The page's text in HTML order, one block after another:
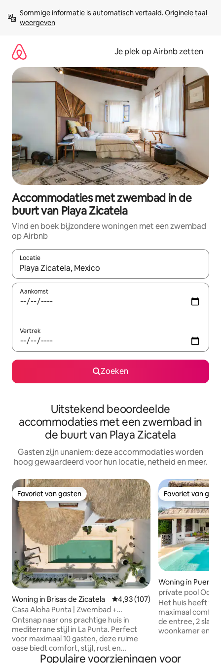
direct
naar
Sommige informatie is automatisch vertaald. Originele taal
weergeven
Je plek op Airbnb zetten
Accommodaties met zwembad in de
buurt van Playa Zicatela
Vind en boek bijzondere woningen met een zwembad
op Airbnb
Locatie
Wanneer er resultaten beschikbaar zijn, maak je een keuze
Aankomst
Vertrek
Zoeken
Uitstekend beoordeelde
accommodaties met een zwembad in
de buurt van Playa Zicatela
Gasten zijn unaniem: deze accommodaties worden
hoog gewaardeerd voor hun locatie, netheid en meer.
Favoriet van gasten
Favoriet van gasten
Woning in Brisas de Zicatela Gemiddelde beoordeling van
4,93 (107)
Casa Aloha Punta | Zwembad +
dakterras · 300 m van het strand
Ontsnap naar ons prachtige huis in
mediterrane stijl in La Punta. Perfect
voor maximaal 10 gasten, deze ruime
oase biedt comfort, stijl, rust en
STARLINK! Stap binnen in een elegante
Favoriet van
Favoriet van
Woning in Puerto
o
prívate pool
dagelijkse
Het huis heeft
maximaal
de entree, 2
woonkamer en
prachtig uitzicht
Populaire voorzieningen voor